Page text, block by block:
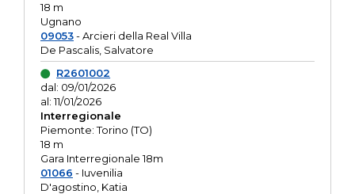
18 m
Ugnano
09053- Arcieri della Real Villa
De Pascalis, Salvatore
R2601002
dal: 09/01/2026
al: 11/01/2026
Interregionale
Piemonte: Torino (TO)
18 m
Gara Interregionale 18m
01066 - Iuvenilia
D'agostino, Katia